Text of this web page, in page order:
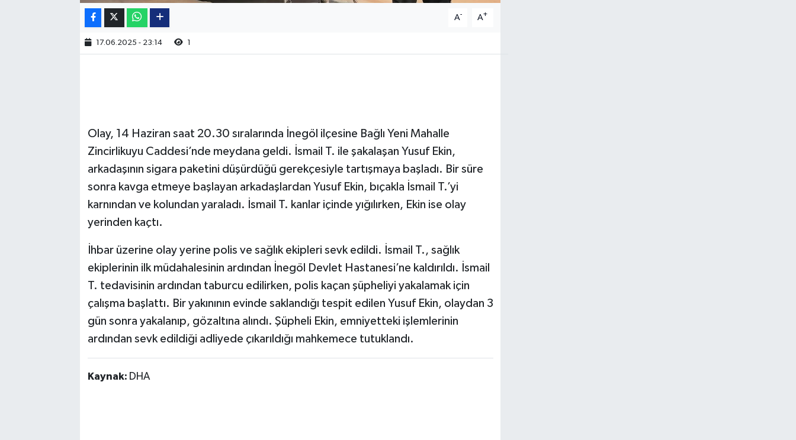
A- A+
17.06.2025 - 23:14
Olay, 14 Haziran saat 20.30 sıralarında İnegöl ilçesine Bağlı Yeni Mahalle
Zincirlikuyu Caddesi’nde meydana geldi. İsmail T. ile şakalaşan Yusuf Ekin,
arkadaşının sigara paketini düşürdüğü gerekçesiyle tartışmaya başladı. Bir süre
sonra kavga etmeye başlayan arkadaşlardan Yusuf Ekin, bıçakla İsmail T.’yi
karnından ve kolundan yaraladı. İsmail T. kanlar içinde yığılırken, Ekin ise olay
yerinden kaçtı.
İhbar üzerine olay yerine polis ve sağlık ekipleri sevk edildi. İsmail T., sağlık
ekiplerinin ilk müdahalesinin ardından İnegöl Devlet Hastanesi’ne kaldırıldı. İsmail
T. tedavisinin ardından taburcu edilirken, polis kaçan şüpheliyi yakalamak için
çalışma başlattı. Bir yakınının evinde saklandığı tespit edilen Yusuf Ekin, olaydan 3
gün sonra yakalanıp, gözaltına alındı. Şüpheli Ekin, emniyetteki işlemlerinin
ardından sevk edildiği adliyede çıkarıldığı mahkemece tutuklandı.
Kaynak: DHA